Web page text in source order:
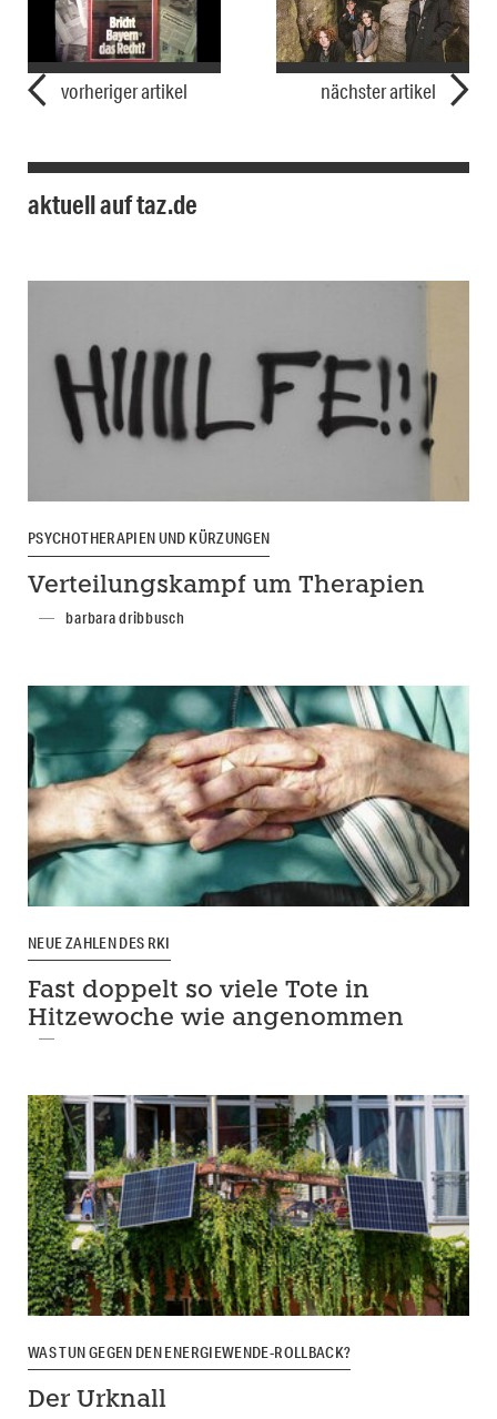
vorheriger artikel nächster artikel
aktuell auf taz.de
PSYCHOTHERAPIEN UND KÜRZUNGEN
Verteilungskampf um Therapien
barbara dribbusch
NEUE ZAHLEN DES RKI
Fast doppelt so viele Tote in
Hitzewoche wie angenommen
WAS TUN GEGEN DEN ENERGIEWENDE-ROLLBACK?
Der Urknall